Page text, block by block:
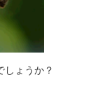
しょうか？